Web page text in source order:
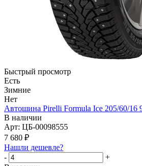
Быстрый просмотр
Есть
Зимние
Нет
Автошина Pirelli Formula Ice 205/60/
В наличии
Арт: ЦБ-00098555
7 680 ₽
Нашли дешевле?
-
+